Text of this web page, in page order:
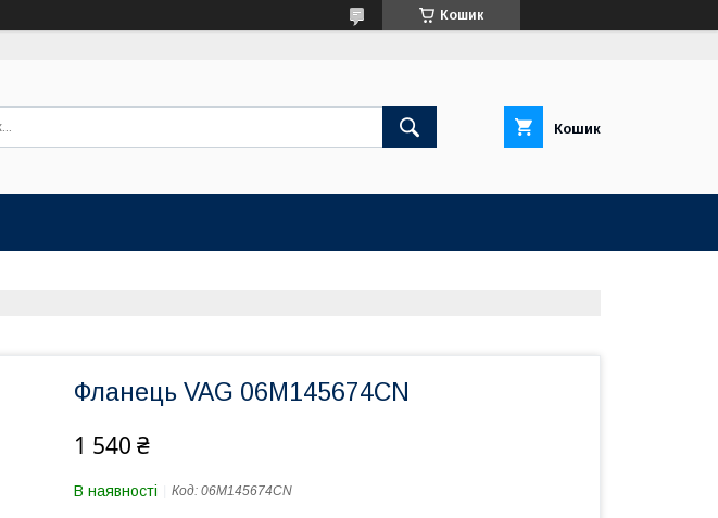
Кошик
Кошик
Фланець VAG 06M145674CN
1 540 ₴
В наявності Код: 06M145674CN